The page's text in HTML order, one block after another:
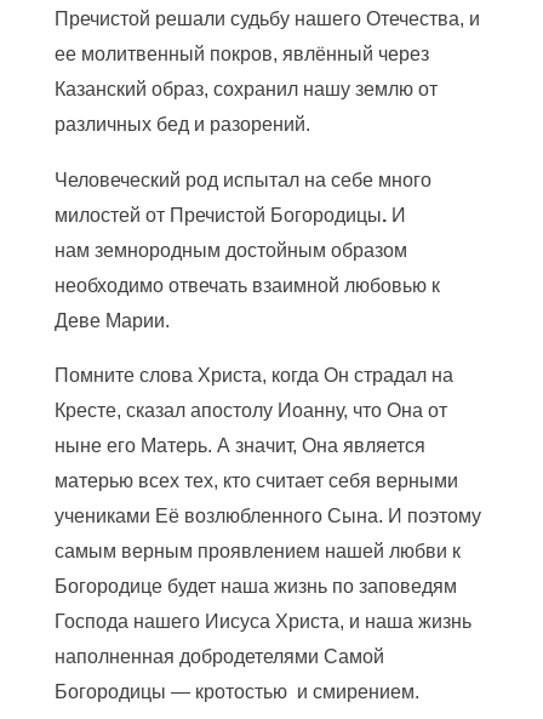
Пречистой решали судьбу нашего Отечества, и
ее молитвенный покров, явлённый через
Казанский образ, сохранил нашу землю от
различных бед и разорений.
Человеческий род испытал на себе много
милостей от Пречистой Богородицы И
нам земнородным достойным образом
необходимо отвечать взаимной любовью к
Деве Марии.
Помните слова Христа, когда Он страдал на
Кресте, сказал апостолу Иоанну, что Она от
ныне его Матерь. А значит, Она является
матерью всех тех, кто считает себя верными
учениками Её возлюбленного Сына. И поэтому
самым верным проявлением нашей любви к
Богородице будет наша жизнь по заповедям
Господа нашего Иисуса Христа, и наша жизнь
наполненная добродетелями Самой
Богородицы — кротостью и смирением.